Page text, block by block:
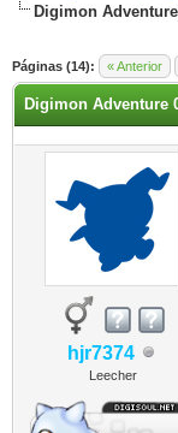
Digimon
Páginas (14): « Anterior
Digimon Adventure
hjr7374
Leecher